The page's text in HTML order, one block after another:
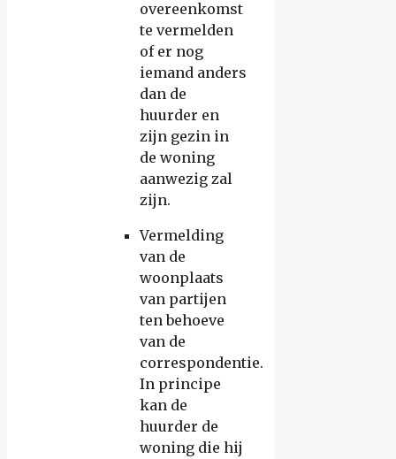
overeenkomst
te vermelden
of er nog
iemand anders
dan de
huurder en
zijn gezin in
de woning
aanwezig zal
zijn.
Vermelding
van de
woonplaats
van partijen
ten behoeve
van de
correspondentie.
In principe
kan de
huurder de
woning die hij